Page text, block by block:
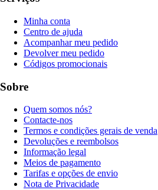
Minha conta
Centro de ajuda
Acompanhar meu pedido
Devolver meu pedido
Códigos promocionais
Sobre
Quem somos nós?
Contacte-nos
Termos e condições gerais de venda
Devoluções e reembolsos
Informação legal
Meios de pagamento
Tarifas e opções de envio
Nota de Privacidade